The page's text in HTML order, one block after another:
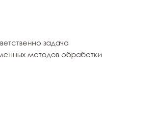
задача
методов обработки